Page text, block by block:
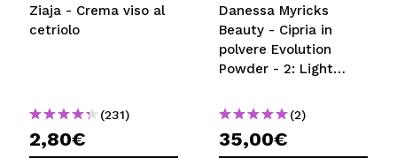
Ziaja - Crema viso al
cetriolo
(231)
2,80€
Danessa Myricks
Beauty - Cipria in
polvere Evolution
Powder - 2: Light
(2)
35,00€